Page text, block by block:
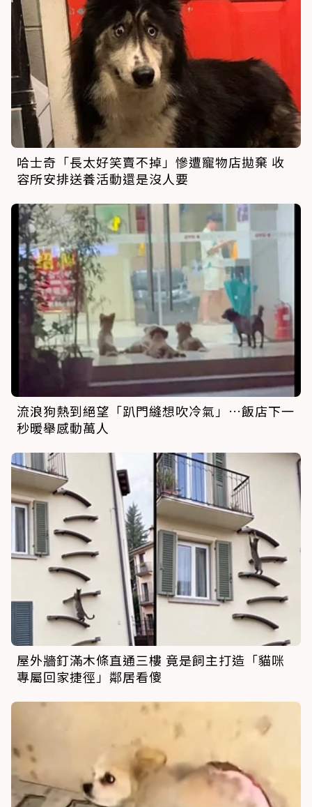
哈士奇「長太好笑賣不掉」慘遭寵物店拋棄 收
容所安排送養活動還是沒人要
流浪狗熱到絕望「趴門縫想吹冷氣」…飯店下一
秒暖舉感動萬人
屋外牆釘滿木條直通三樓 竟是飼主打造「貓咪
專屬回家捷徑」鄰居看傻